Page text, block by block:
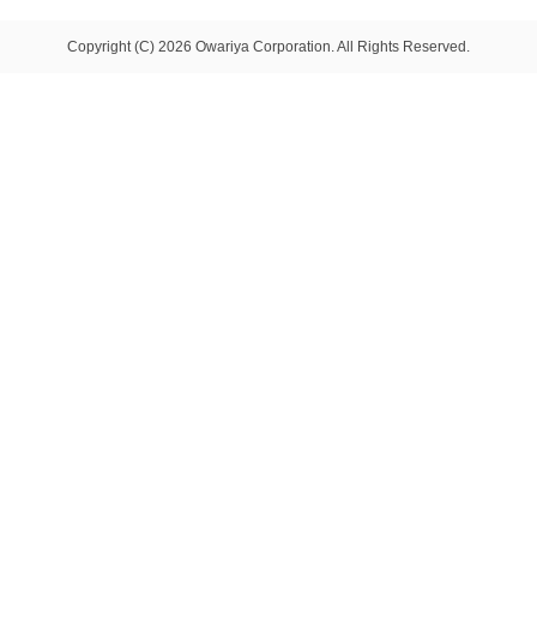
Copyright (C) 2026 Owariya Corporation. All Rights Reserved.